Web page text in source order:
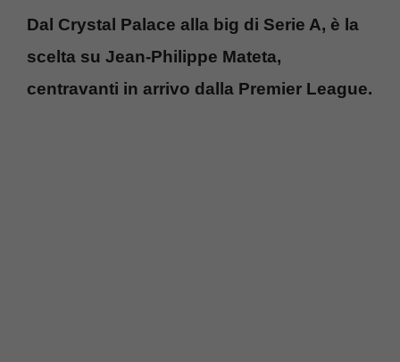
Dal Crystal Palace alla big di Serie A, è la
scelta su Jean-Philippe Mateta,
centravanti in arrivo dalla Premier League.